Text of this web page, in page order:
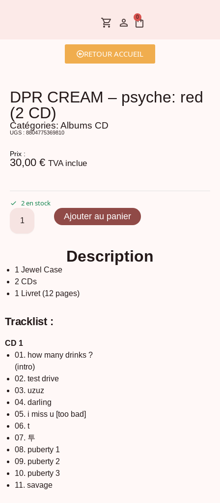
0
RETOUR ACCUEIL
DPR CREAM – psyche: red
(2 CD)
Catégories: Albums CD
UGS : 8804775369810
Prix :
30,00 € TVA inclue
2 en stock
Ajouter au panier
Description
1 Jewel Case
2 CDs
1 Livret (12 pages)
Tracklist :
CD 1
01. how many drinks ?
(intro)
02. test drive
03. uzuz
04. darling
05. i miss u [too bad]
06. t
07. 투
08. puberty 1
09. puberty 2
10. puberty 3
11. savage